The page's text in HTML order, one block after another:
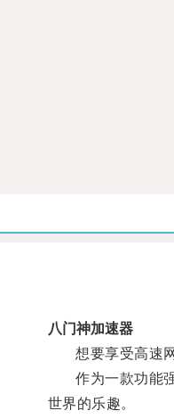
八门神加速器
想要享受高速网
作为一款功能强
世界的乐趣。